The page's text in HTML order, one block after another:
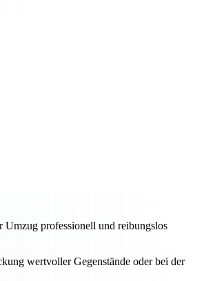
professionell und reibungslos
wertvoller Gegenstände oder bei der